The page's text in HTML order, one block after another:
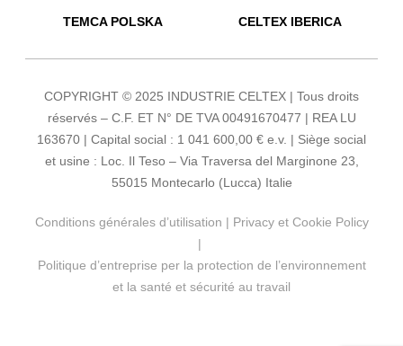
TEMCA POLSKA CELTEX IBERICA
COPYRIGHT © 2025 INDUSTRIE CELTEX | Tous droits
réservés – C.F. ET N° DE TVA 00491670477 | REA LU
163670 | Capital social : 1 041 600,00 € e.v. | Siège social
et usine : Loc. Il Teso – Via Traversa del Marginone 23,
55015 Montecarlo (Lucca) Italie
Conditions générales d’utilisation | Privacy et Cookie Policy
|
Politique d’entreprise per la protection de l’environnement
et la santé et sécurité au travail